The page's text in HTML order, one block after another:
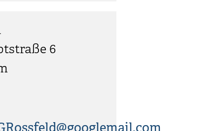
6